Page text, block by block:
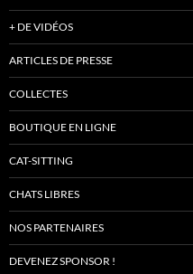
+ DE VIDÉOS
ARTICLES DE PRESSE
COLLECTES
BOUTIQUE EN LIGNE
CAT-SITTING
CHATS LIBRES
NOS PARTENAIRES
DEVENEZ SPONSOR !